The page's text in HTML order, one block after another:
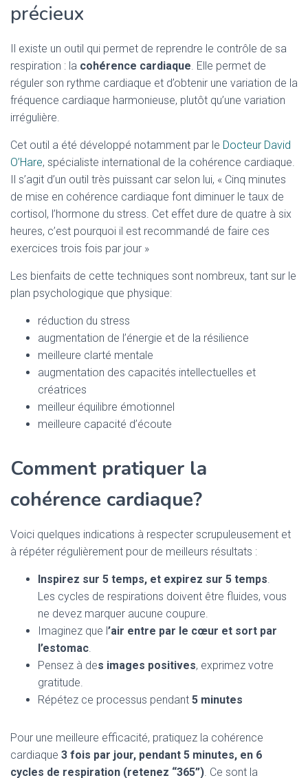
précieux
Il existe un outil qui permet de reprendre le contrôle de sa
respiration : la cohérence cardiaque. Elle permet de
réguler son rythme cardiaque et d’obtenir une variation de la
fréquence cardiaque harmonieuse, plutôt qu’une variation
irrégulière.
Cet outil a été développé notamment par le Docteur David
O’Hare, spécialiste international de la cohérence cardiaque.
Il s’agit d’un outil très puissant car selon lui, « Cinq minutes
de mise en cohérence cardiaque font diminuer le taux de
cortisol, l’hormone du stress. Cet effet dure de quatre à six
heures, c’est pourquoi il est recommandé de faire ces
exercices trois fois par jour »
Les bienfaits de cette techniques sont nombreux, tant sur le
plan psychologique que physique:
réduction du stress
augmentation de l’énergie et de la résilience
meilleure clarté mentale
augmentation des capacités intellectuelles et
créatrices
meilleur équilibre émotionnel
meilleure capacité d’écoute
Comment pratiquer la
cohérence cardiaque?
Voici quelques indications à respecter scrupuleusement et
à répéter régulièrement pour de meilleurs résultats :
Inspirez sur 5 temps, et expirez sur 5 temps.
Les cycles de respirations doivent être fluides, vous
ne devez marquer aucune coupure.
Imaginez que l’air entre par le cœur et sort par
l’estomac.
Pensez à des images positives, exprimez votre
gratitude.
Répétez ce processus pendant 5 minutes
Pour une meilleure efficacité, pratiquez la cohérence
cardiaque 3 fois par jour, pendant 5 minutes, en 6
cycles de respiration (retenez “365”). Ce sont la